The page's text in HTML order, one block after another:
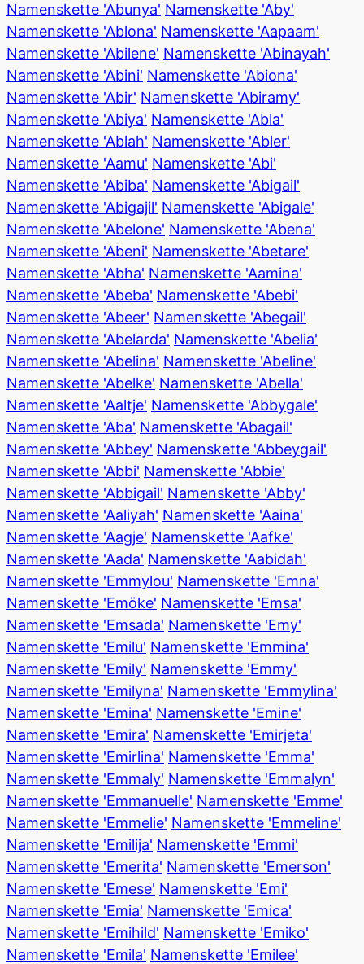
Namenskette 'Abunya' Namenskette 'Aby'
Namenskette 'Ablona' Namenskette 'Aapaam'
Namenskette 'Abilene' Namenskette 'Abinayah'
Namenskette 'Abini' Namenskette 'Abiona'
Namenskette 'Abir' Namenskette 'Abiramy'
Namenskette 'Abiya' Namenskette 'Abla'
Namenskette 'Ablah' Namenskette 'Abler'
Namenskette 'Aamu' Namenskette 'Abi'
Namenskette 'Abiba' Namenskette 'Abigail'
Namenskette 'Abigajil' Namenskette 'Abigale'
Namenskette 'Abelone' Namenskette 'Abena'
Namenskette 'Abeni' Namenskette 'Abetare'
Namenskette 'Abha' Namenskette 'Aamina'
Namenskette 'Abeba' Namenskette 'Abebi'
Namenskette 'Abeer' Namenskette 'Abegail'
Namenskette 'Abelarda' Namenskette 'Abelia'
Namenskette 'Abelina' Namenskette 'Abeline'
Namenskette 'Abelke' Namenskette 'Abella'
Namenskette 'Aaltje' Namenskette 'Abbygale'
Namenskette 'Aba' Namenskette 'Abagail'
Namenskette 'Abbey' Namenskette 'Abbeygail'
Namenskette 'Abbi' Namenskette 'Abbie'
Namenskette 'Abbigail' Namenskette 'Abby'
Namenskette 'Aaliyah' Namenskette 'Aaina'
Namenskette 'Aagje' Namenskette 'Aafke'
Namenskette 'Aada' Namenskette 'Aabidah'
Namenskette 'Emmylou' Namenskette 'Emna'
Namenskette 'Emöke' Namenskette 'Emsa'
Namenskette 'Emsada' Namenskette 'Emy'
Namenskette 'Emilu' Namenskette 'Emmina'
Namenskette 'Emily' Namenskette 'Emmy'
Namenskette 'Emilyna' Namenskette 'Emmylina'
Namenskette 'Emina' Namenskette 'Emine'
Namenskette 'Emira' Namenskette 'Emirjeta'
Namenskette 'Emirlina' Namenskette 'Emma'
Namenskette 'Emmaly' Namenskette 'Emmalyn'
Namenskette 'Emmanuelle' Namenskette 'Emme'
Namenskette 'Emmelie' Namenskette 'Emmeline'
Namenskette 'Emilija' Namenskette 'Emmi'
Namenskette 'Emerita' Namenskette 'Emerson'
Namenskette 'Emese' Namenskette 'Emi'
Namenskette 'Emia' Namenskette 'Emica'
Namenskette 'Emihild' Namenskette 'Emiko'
Namenskette 'Emila' Namenskette 'Emilee'